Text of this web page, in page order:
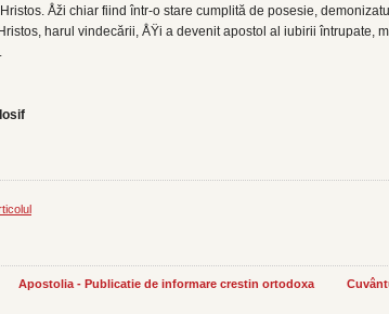
Åži chiar fiind într-o stare cumplită de posesie,
harul vindecării, ÅŸi a devenit apostol al iubirii întrupate,
Apostolia - Publicatie de informare crestin ortodoxa